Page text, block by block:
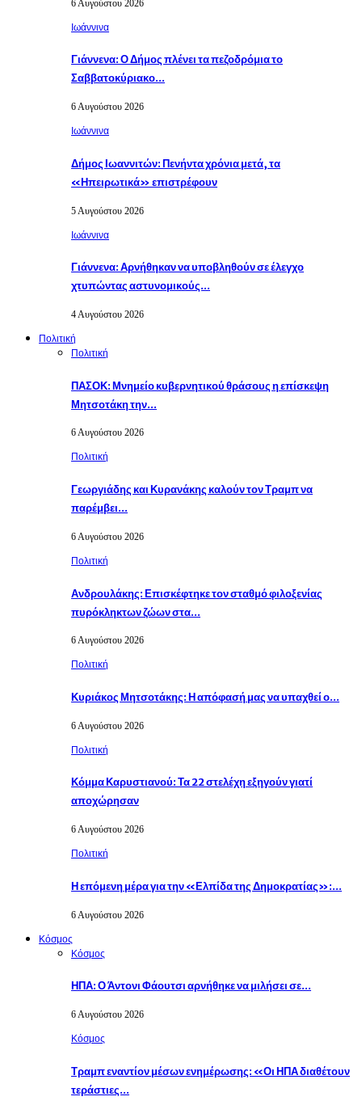
6 Αυγούστου 2026
Ιωάννινα
Γιάννενα: Ο Δήμος πλένει τα πεζοδρόμια το
Σαββατοκύριακο…
6 Αυγούστου 2026
Ιωάννινα
Δήμος Ιωαννιτών: Πενήντα χρόνια μετά, τα
«Ηπειρωτικά» επιστρέφουν
5 Αυγούστου 2026
Ιωάννινα
Γιάννενα: Αρνήθηκαν να υποβληθούν σε έλεγχο
χτυπώντας αστυνομικούς…
4 Αυγούστου 2026
Πολιτική
Πολιτική
ΠΑΣΟΚ: Μνημείο κυβερνητικού θράσους η επίσκεψη
Μητσοτάκη την…
6 Αυγούστου 2026
Πολιτική
Γεωργιάδης και Κυρανάκης καλούν τον Τραμπ να
παρέμβει…
6 Αυγούστου 2026
Πολιτική
Ανδρουλάκης: Επισκέφτηκε τον σταθμό φιλοξενίας
πυρόκληκτων ζώων στα…
6 Αυγούστου 2026
Πολιτική
Κυριάκος Μητσοτάκης: Η απόφασή μας να υπαχθεί ο…
6 Αυγούστου 2026
Πολιτική
Κόμμα Καρυστιανού: Τα 22 στελέχη εξηγούν γιατί
αποχώρησαν
6 Αυγούστου 2026
Πολιτική
Η επόμενη μέρα για την «Ελπίδα της Δημοκρατίας»:…
6 Αυγούστου 2026
Κόσμος
Κόσμος
ΗΠΑ: Ο Άντονι Φάουτσι αρνήθηκε να μιλήσει σε…
6 Αυγούστου 2026
Κόσμος
Τραμπ εναντίον μέσων ενημέρωσης: «Οι ΗΠΑ διαθέτουν
τεράστιες…